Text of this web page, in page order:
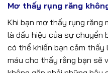
Mơ thấy rụng răng
Khi bạn mơ thấy rụng răng
là dấu hiệu của sự chuyển
có thể khiến bạn cảm thấy
máu cho thấy rằng bạn sẽ